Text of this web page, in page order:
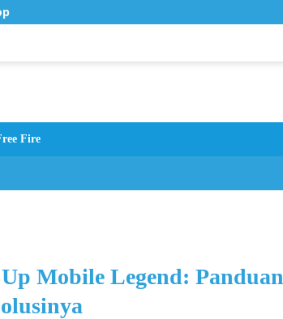
Up Murah di Zona Topup
Fire
Mobile Legend: Panduan